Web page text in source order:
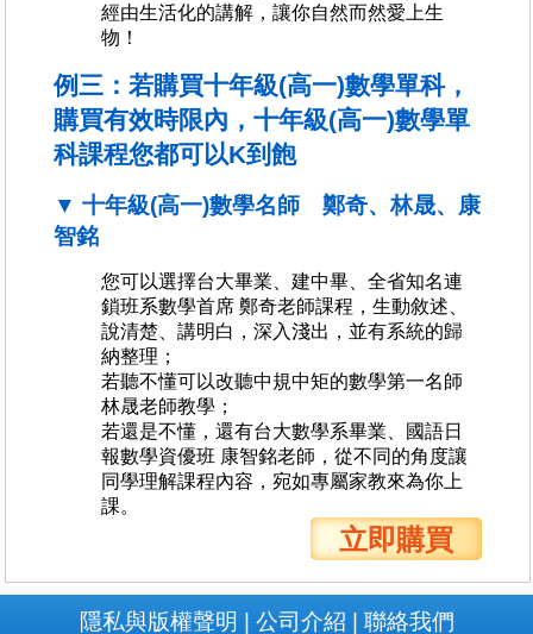
經由生活化的講解，讓你自然而然愛上生
物！
例三：若購買十年級(高一)數學單科，
購買有效時限內，十年級(高一)數學單
科課程您都可以K到飽
▼ 十年級(高一)數學名師 鄭奇、林晟、康
智銘
您可以選擇台大畢業、建中畢、全省知名連
鎖班系數學首席 鄭奇老師課程，生動敘述、
說清楚、講明白，深入淺出，並有系統的歸
納整理；
若聽不懂可以改聽中規中矩的數學第一名師
林晟老師教學；
若還是不懂，還有台大數學系畢業、國語日
報數學資優班 康智銘老師，從不同的角度讓
同學理解課程內容，宛如專屬家教來為你上
課。
立即購買
隱私與版權聲明 公司介紹 聯絡我們